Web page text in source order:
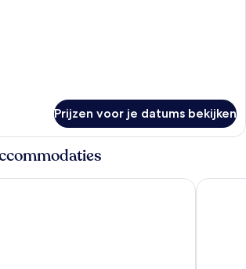
Prijzen voor je datums bekijken
TRIBE